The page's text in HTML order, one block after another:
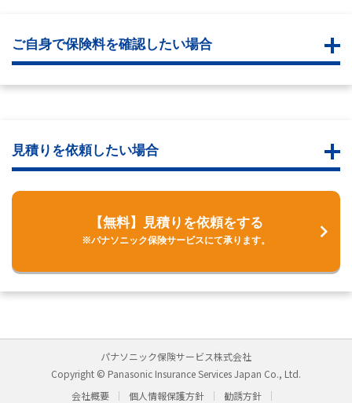
ご自身で保険料を確認したい場合
見積りを依頼したい場合
【無料】見積りを依頼をする
※パナソニック保険サービスにて承ります。
パナソニック保険サービス株式会社
Copyright © Panasonic Insurance Services Japan Co., Ltd.
会社概要
個人情報保護方針 勧誘方針